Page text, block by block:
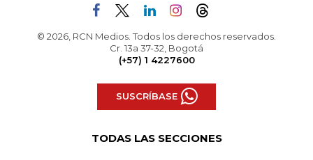
© 2026, RCN Medios. Todos los derechos reservados.
Cr. 13a 37-32, Bogotá
(+57) 1 4227600
SUSCRÍBASE
TODAS LAS SECCIONES